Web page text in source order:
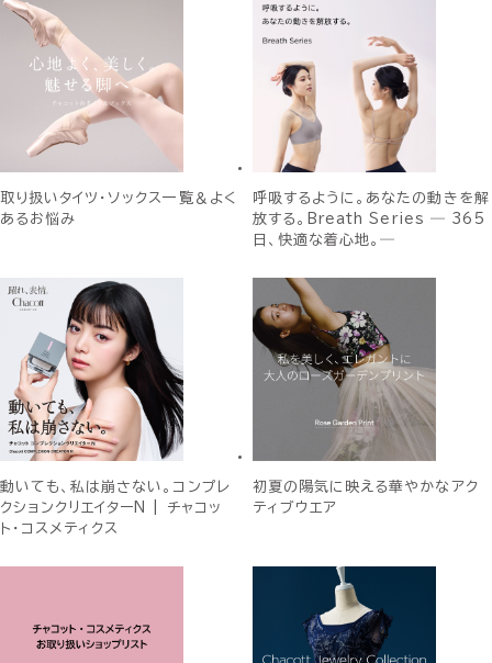
取り扱いタイツ・ソックス一覧＆よく
あるお悩み
呼吸するように。あなたの動きを解
放する。Breath Series ― 365
日、快適な着心地。―
動いても、私は崩さない。コンプレ
クションクリエイターN | チャコッ
ト・コスメティクス
初夏の陽気に映える華やかなアク
ティブウエア